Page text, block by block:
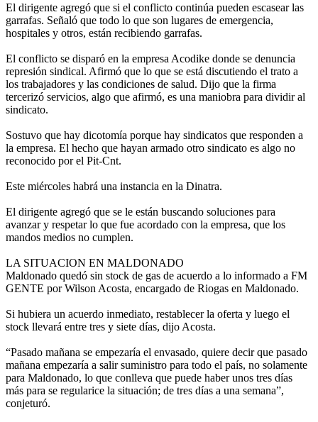
El dirigente agregó que si el conflicto continúa pueden escasear las
garrafas. Señaló que todo lo que son lugares de emergencia,
hospitales y otros, están recibiendo garrafas.
El conflicto se disparó en la empresa Acodike donde se denuncia
represión sindical. Afirmó que lo que se está discutiendo el trato a
los trabajadores y las condiciones de salud. Dijo que la firma
tercerizó servicios, algo que afirmó, es una maniobra para dividir al
sindicato.
Sostuvo que hay dicotomía porque hay sindicatos que responden a
la empresa. El hecho que hayan armado otro sindicato es algo no
reconocido por el Pit-Cnt.
Este miércoles habrá una instancia en la Dinatra.
El dirigente agregó que se le están buscando soluciones para
avanzar y respetar lo que fue acordado con la empresa, que los
mandos medios no cumplen.
LA SITUACION EN MALDONADO
Maldonado quedó sin stock de gas de acuerdo a lo informado a FM
GENTE por Wilson Acosta, encargado de Riogas en Maldonado.
Si hubiera un acuerdo inmediato, restablecer la oferta y luego el
stock llevará entre tres y siete días, dijo Acosta.
“Pasado mañana se empezaría el envasado, quiere decir que pasado
mañana empezaría a salir suministro para todo el país, no solamente
para Maldonado, lo que conlleva que puede haber unos tres días
más para se regularice la situación; de tres días a una semana”,
conjeturó.